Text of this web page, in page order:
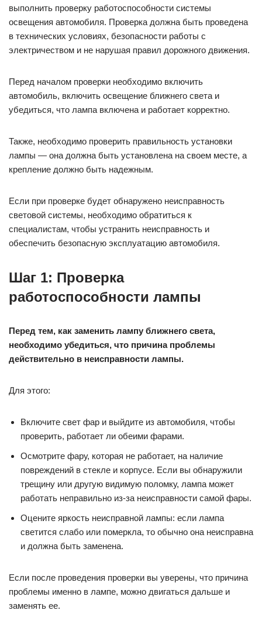
выполнить проверку работоспособности системы
освещения автомобиля. Проверка должна быть проведена
в технических условиях, безопасности работы с
электричеством и не нарушая правил дорожного движения.
Перед началом проверки необходимо включить
автомобиль, включить освещение ближнего света и
убедиться, что лампа включена и работает корректно.
Также, необходимо проверить правильность установки
лампы — она должна быть установлена на своем месте, а
крепление должно быть надежным.
Если при проверке будет обнаружено неисправность
световой системы, необходимо обратиться к
специалистам, чтобы устранить неисправность и
обеспечить безопасную эксплуатацию автомобиля.
Шаг 1: Проверка
работоспособности лампы
Перед тем, как заменить лампу ближнего света,
необходимо убедиться, что причина проблемы
действительно в неисправности лампы.
Для этого:
Включите свет фар и выйдите из автомобиля, чтобы
проверить, работает ли обеими фарами.
Осмотрите фару, которая не работает, на наличие
повреждений в стекле и корпусе. Если вы обнаружили
трещину или другую видимую поломку, лампа может
работать неправильно из-за неисправности самой фары.
Оцените яркость неисправной лампы: если лампа
светится слабо или померкла, то обычно она неисправна
и должна быть заменена.
Если после проведения проверки вы уверены, что причина
проблемы именно в лампе, можно двигаться дальше и
заменять ее.